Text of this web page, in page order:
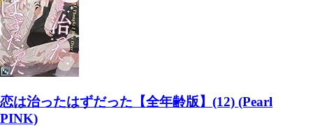
恋は治ったはずだった【全年齢版】(12) (Pearl
PINK)